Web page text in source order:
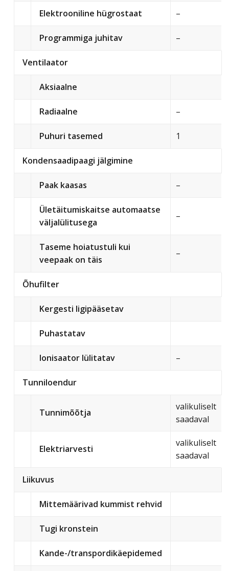
Elektrooniline hügrostaat –
Programmiga juhitav –
Ventilaator
Aksiaalne
Radiaalne –
Puhuri tasemed 1
Kondensaadipaagi jälgimine
Paak kaasas –
Ületäitumiskaitse automaatse
väljalülitusega
–
Taseme hoiatustuli kui
veepaak on täis
–
Õhufilter
Kergesti ligipääsetav
Puhastatav
Ionisaator lülitatav –
Tunniloendur
Tunnimõõtja
valikuliselt
saadaval
Elektriarvesti
valikuliselt
saadaval
Liikuvus
Mittemäärivad kummist rehvid
Tugi kronstein
Kande-/transpordikäepidemed